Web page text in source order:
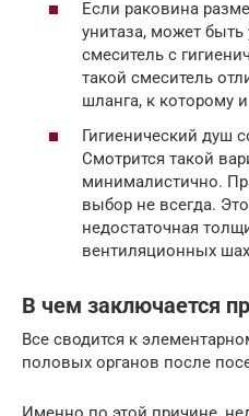
Если раковина
унитаза, может
смеситель с
такой смеситель
шланга, к которому
Гигиенический душ
Смотрится такой
минималистично.
выбор не всегда.
недостаточная
вентиляционных
В чем заключается
Все сводится к
половых органов после